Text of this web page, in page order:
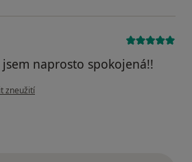
naprosto spokojená!!
uživatele Pacient
zneužití